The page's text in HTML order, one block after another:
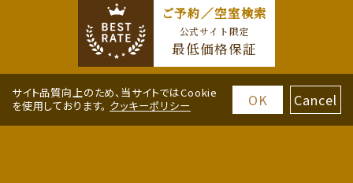
ご予約／空室検索
公式サイト限定
最低価格保証
サイト品質向上のため、当サイトではCookie
を使用しております。 クッキーポリシー OK Cancel